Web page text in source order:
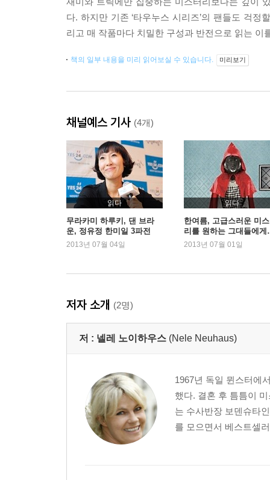
다. 하지만 기존 ‘타우누스 시리즈’의 팬들도 걱
리고 매 작품마다 치밀한 구성과 반전으로 읽는
책의 일부 내용을 미리 읽어보실 수 있습니다. 미리보기
채널예스 기사 (4개)
읽다
무라카미 하루키, 댄 브라
운, 정유정 한미일 3파전
2013년 07월 04일
읽다
한여름, 고급스러운 미
리를 원하는 그대들에
2013년 07월 01일
저자 소개 (2명)
저 : 넬레 노이하우스 (Nele Neuhaus)
1967년 독일 뮌스터에
했다. 결혼 후 틈틈이
는 수사반장 보덴슈타
를 모으면서 베스트셀